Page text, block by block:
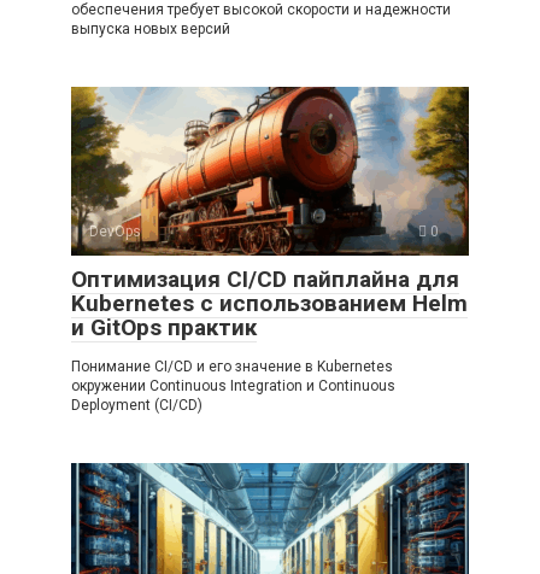
обеспечения требует высокой скорости и надежности
выпуска новых версий
DevOps 0
Оптимизация CI/CD пайплайна для
Kubernetes с использованием Helm
и GitOps практик
Понимание CI/CD и его значение в Kubernetes
окружении Continuous Integration и Continuous
Deployment (CI/CD)